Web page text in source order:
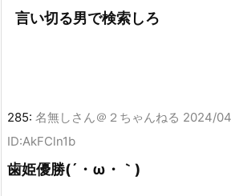
言い切る男で検索しろ
285: 名無しさん＠２ちゃんねる 2024/
ID:AkFCln1b
歯姫優勝(´・ω・｀)